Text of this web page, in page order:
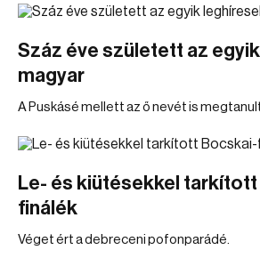
Száz éve született az
magyar
A Puskásé mellett az ő nevét is
Le- és kiütésekkel
finálék
Véget ért a debreceni pofonparádé.